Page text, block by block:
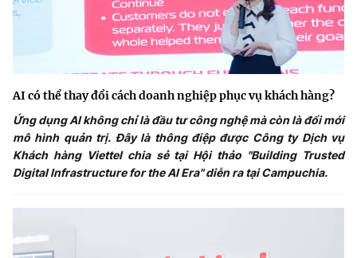
AI có thể thay đổi cách doanh nghiệp phục vụ khách hàng?
Ứng dụng AI không chỉ là đầu tư công nghệ mà còn là đổi mới
mô hình quản trị. Đây là thông điệp được Công ty Dịch vụ
Khách hàng Viettel chia sẻ tại Hội thảo "Building Trusted
Digital Infrastructure for the AI Era" diễn ra tại Campuchia.